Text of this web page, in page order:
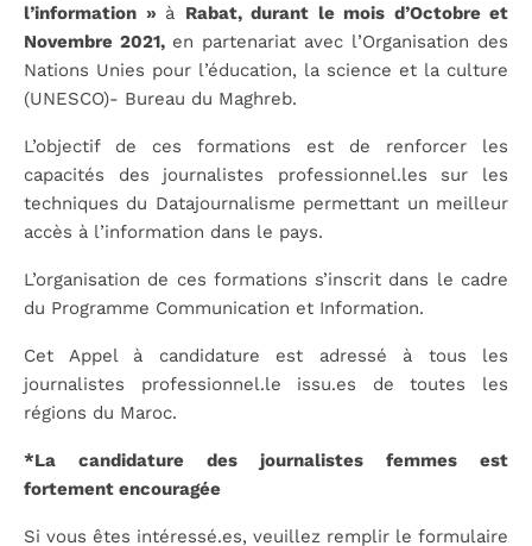
l’information » à Rabat, durant le mois d’Octobre et
Novembre 2021, en partenariat avec l’Organisation des
Nations Unies pour l’éducation, la science et la culture
(UNESCO)- Bureau du Maghreb.
L’objectif de ces formations est de renforcer les
capacités des journalistes professionnel.les sur les
techniques du Datajournalisme permettant un meilleur
accès à l’information dans le pays.
L’organisation de ces formations s’inscrit dans le cadre
du Programme Communication et Information.
Cet Appel à candidature est adressé à tous les
journalistes professionnel.le issu.es de toutes les
régions du Maroc.
*La candidature des journalistes femmes est
fortement encouragée
Si vous êtes intéressé.es, veuillez remplir le formulaire